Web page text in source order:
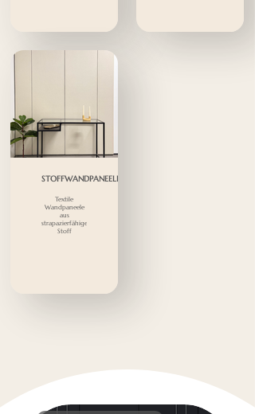
STOFFWANDPANEELE
Textile
Wandpaneele
aus
strapazierfähigem
Stoff